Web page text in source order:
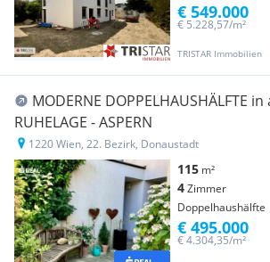
TRISTAR Immobilien
€ 5.228,57/m²
€ 549.000
MODERNE DOPPELHAUSHÄLFTE
RUHELAGE - ASPERN
1220 Wien, 22. Bezirk, Donaustadt
115 m²
4Zimmer
Doppelhaushälfte
€ 4.304,35/m²
€ 495.000